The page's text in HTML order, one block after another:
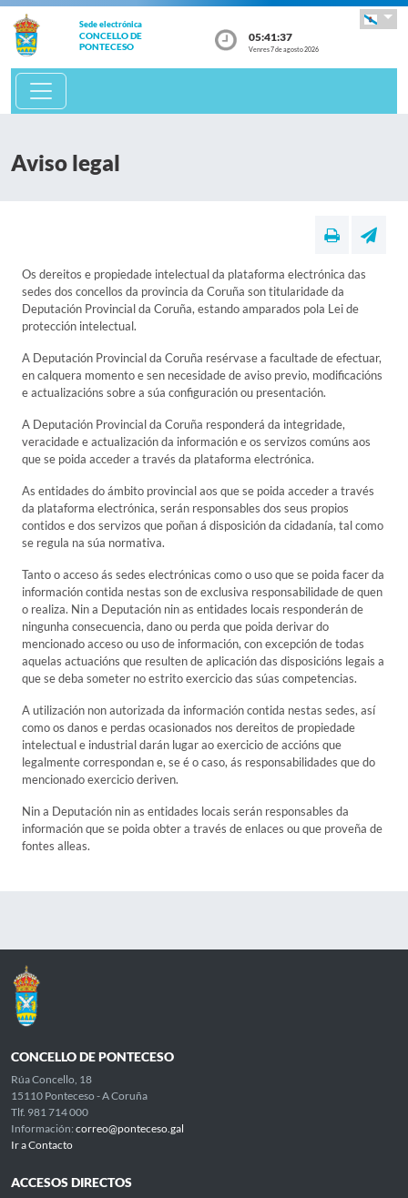
Sede electrónica
CONCELLO DE
PONTECESO
05:41:37
Venres 7 de agosto 2026
Aviso legal
Os dereitos e propiedade intelectual da plataforma electrónica das
sedes dos concellos da provincia da Coruña son titularidade da
Deputación Provincial da Coruña, estando amparados pola Lei de
protección intelectual.
A Deputación Provincial da Coruña resérvase a facultade de efectuar,
en calquera momento e sen necesidade de aviso previo, modificacións
e actualizacións sobre a súa configuración ou presentación.
A Deputación Provincial da Coruña responderá da integridade,
veracidade e actualización da información e os servizos comúns aos
que se poida acceder a través da plataforma electrónica.
As entidades do ámbito provincial aos que se poida acceder a través
da plataforma electrónica, serán responsables dos seus propios
contidos e dos servizos que poñan á disposición da cidadanía, tal como
se regula na súa normativa.
Tanto o acceso ás sedes electrónicas como o uso que se poida facer da
información contida nestas son de exclusiva responsabilidade de quen
o realiza. Nin a Deputación nin as entidades locais responderán de
ningunha consecuencia, dano ou perda que poida derivar do
mencionado acceso ou uso de información, con excepción de todas
aquelas actuacións que resulten de aplicación das disposicións legais a
que se deba someter no estrito exercicio das súas competencias.
A utilización non autorizada da información contida nestas sedes, así
como os danos e perdas ocasionados nos dereitos de propiedade
intelectual e industrial darán lugar ao exercicio de accións que
legalmente correspondan e, se é o caso, ás responsabilidades que do
mencionado exercicio deriven.
Nin a Deputación nin as entidades locais serán responsables da
información que se poida obter a través de enlaces ou que proveña de
fontes alleas.
CONCELLO DE PONTECESO
Rúa Concello, 18
15110 Ponteceso - A Coruña
Tlf. 981 714 000
Información: correo@ponteceso.gal
Ir a Contacto
ACCESOS DIRECTOS